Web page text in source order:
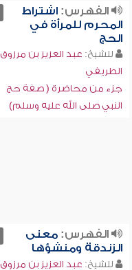
الفهرس:اشتراط
المحرم للمرأة في
الحج
للشيخ: عبد العزيز بن مرزوق
الطريفي
جزء من محاضرة ( صفة حج
النبي صلى الله عليه وسلم)
الفهرس:معنى
الزندقة ومنشؤها
للشيخ: عبد العزيز بن مرزوق